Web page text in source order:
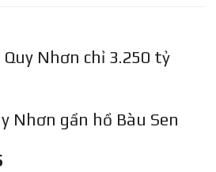
Nhơn chỉ 3.250 tỷ
Nhơn gần hồ Bàu Sen